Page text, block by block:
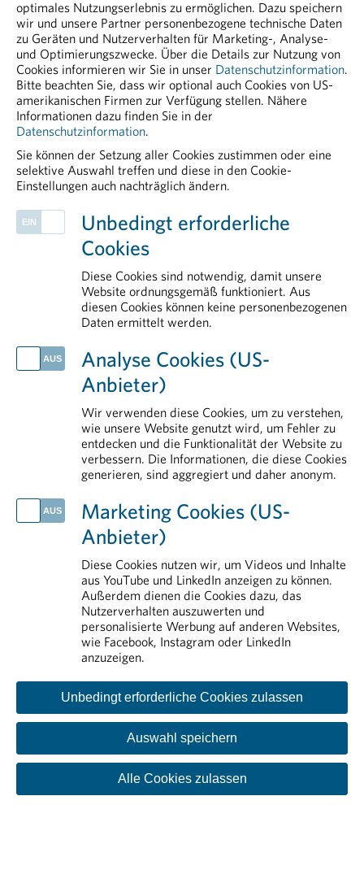
Arzneimittelumsätzen und dem Solidarbeitrag von 125
Mio. Euro allein für 2016 erwachse den Krankenkassen
die Möglichkeit, ihre Leistungsfähigkeit speziell
gegenüber den Patienten weiter zu stärken, ist Huber
überzeugt.
Legal & Compliance
Public Affairs und Market Access
Health Data & Digital
Arzneimittelversorgung
Über uns
PHARMIG Facts & Figures 2026
Mit gut vorbereiteter Reiseapotheke in einen entspannteren Urlaub
Tag der Weltgesundheit: nicht ohne Medikamente
IM DETAIL
Rund um das Arzneimittel
Arzneimittelmarkt
Transparenz
Pharmareferenten
Rund um die Pharmaindustrie
Impressum
Disclaimer
Datenschutzinformation
Cookie-Einstellungen
and Pharmacovigilance“bietet
einen praxisnahen Einstieg in die
Arzneimittelsicherheit und
Pharmakovigilanz – ideal für
Fachkräfte im Bereich PV und
angrenzenden Funktionen.
>> Details und Anmeldung:
Foundations of Drug Safety and
optimales Nutzungserlebnis zu ermöglichen. Dazu speichern
wir und unsere Partner personenbezogene technische Daten
zu Geräten und Nutzerverhalten für Marketing-, Analyse-
und Optimierungszwecke. Über die Details zur Nutzung von
Cookies informieren wir Sie in unser Datenschutzinformation.
Bitte beachten Sie, dass wir optional auch Cookies von US-
amerikanischen Firmen zur Verfügung stellen. Nähere
Informationen dazu finden Sie in der
Datenschutzinformation.
Sie können der Setzung aller Cookies zustimmen oder eine
selektive Auswahl treffen und diese in den Cookie-
Einstellungen auch nachträglich ändern.
Unbedingt erforderliche
Cookies
Diese Cookies sind notwendig, damit unsere
Website ordnungsgemäß funktioniert. Aus
diesen Cookies können keine personenbezogenen
Daten ermittelt werden.
Analyse Cookies (US-
Anbieter)
Wir verwenden diese Cookies, um zu verstehen,
wie unsere Website genutzt wird, um Fehler zu
entdecken und die Funktionalität der Website zu
verbessern. Die Informationen, die diese Cookies
generieren, sind aggregiert und daher anonym.
Marketing Cookies (US-
Anbieter)
Diese Cookies nutzen wir, um Videos und Inhalte
aus YouTube und LinkedIn anzeigen zu können.
Außerdem dienen die Cookies dazu, das
Nutzerverhalten auszuwerten und
personalisierte Werbung auf anderen Websites,
wie Facebook, Instagram oder LinkedIn
anzuzeigen.
Unbedingt erforderliche Cookies zulassen
Auswahl speichern
Alle Cookies zulassen